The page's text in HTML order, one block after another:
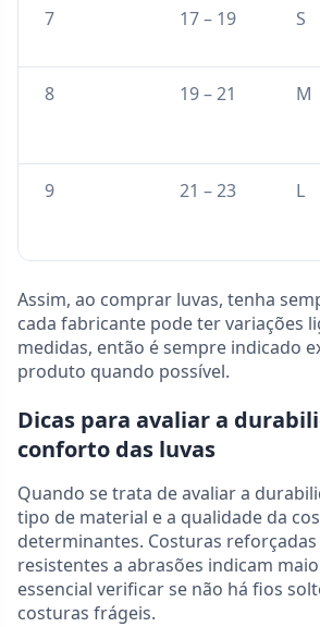
7 17 – 19 S
8 19 – 21 M
9 21 – 23 L
Assim, ao comprar luvas, tenha
cada fabricante pode ter variações
medidas, então é sempre indicado
produto quando possível.
Dicas para avaliar a
conforto das luvas
Quando se trata de avaliar a
tipo de material e a qualidade da
determinantes. Costuras
resistentes a abrasões indicam
essencial verificar se não há fios
costuras frágeis.